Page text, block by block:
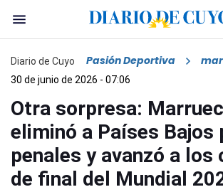
Diario de Cuyo Pasión Deportiva
30 de junio de 2026 - 07:06
Otra sorpresa:
eliminó a Países Bajos
penales y avanzó a los
de final del Mundial